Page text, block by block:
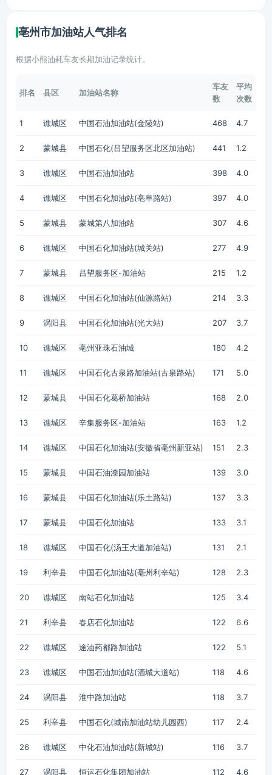
亳州市加油站人气排名
根据小熊油耗车友长期加油记录统计。
排名 县区 加油站名称
车友
数
平均
次数
1 谯城区 中国石油加油站(金陵站) 468 4.7
2 蒙城县 中国石化(吕望服务区北区加油站) 441 1.2
3 谯城区 中国石油加油站 398 4.0
4 谯城区 中国石化加油站(亳阜路站) 397 4.0
5 蒙城县 蒙城第八加油站 307 4.6
6 谯城区 中国石化加油站(城关站) 277 4.9
7 蒙城县 吕望服务区-加油站 215 1.2
8 谯城区 中国石化加油站(仙源路站) 214 3.3
9 涡阳县 中国石化加油站(光大站) 207 3.7
10 谯城区 亳州亚珠石油城 180 4.2
11 谯城区 中国石化古泉路加油站(古泉路站) 171 5.0
12 蒙城县 中国石化葛桥加油站 168 2.0
13 谯城区 辛集服务区-加油站 163 1.2
14 谯城区 中国石化加油站(安徽省亳州新亚站) 151 2.3
15 蒙城县 中国石油漆园加油站 139 3.0
16 蒙城县 中国石化加油站(乐土路站) 137 3.3
17 蒙城县 中国石化加油站 133 3.1
18 谯城区 中国石化(汤王大道加油站) 131 2.1
19 利辛县 中国石化加油站(亳州利辛站) 128 2.3
20 谯城区 南站石化加油站 125 3.4
21 利辛县 春店石化加油站 122 6.6
22 谯城区 途油药都路加油站 122 5.1
23 谯城区 中国石油加油站(酒城大道站) 118 4.6
24 涡阳县 淮中路加油站 118 3.7
25 利辛县 中国石化(城南加油站幼儿园西) 117 2.4
26 谯城区 中化石油加油站(新城站) 116 3.7
27 涡阳县 恒运石化集团加油站 112 4.6